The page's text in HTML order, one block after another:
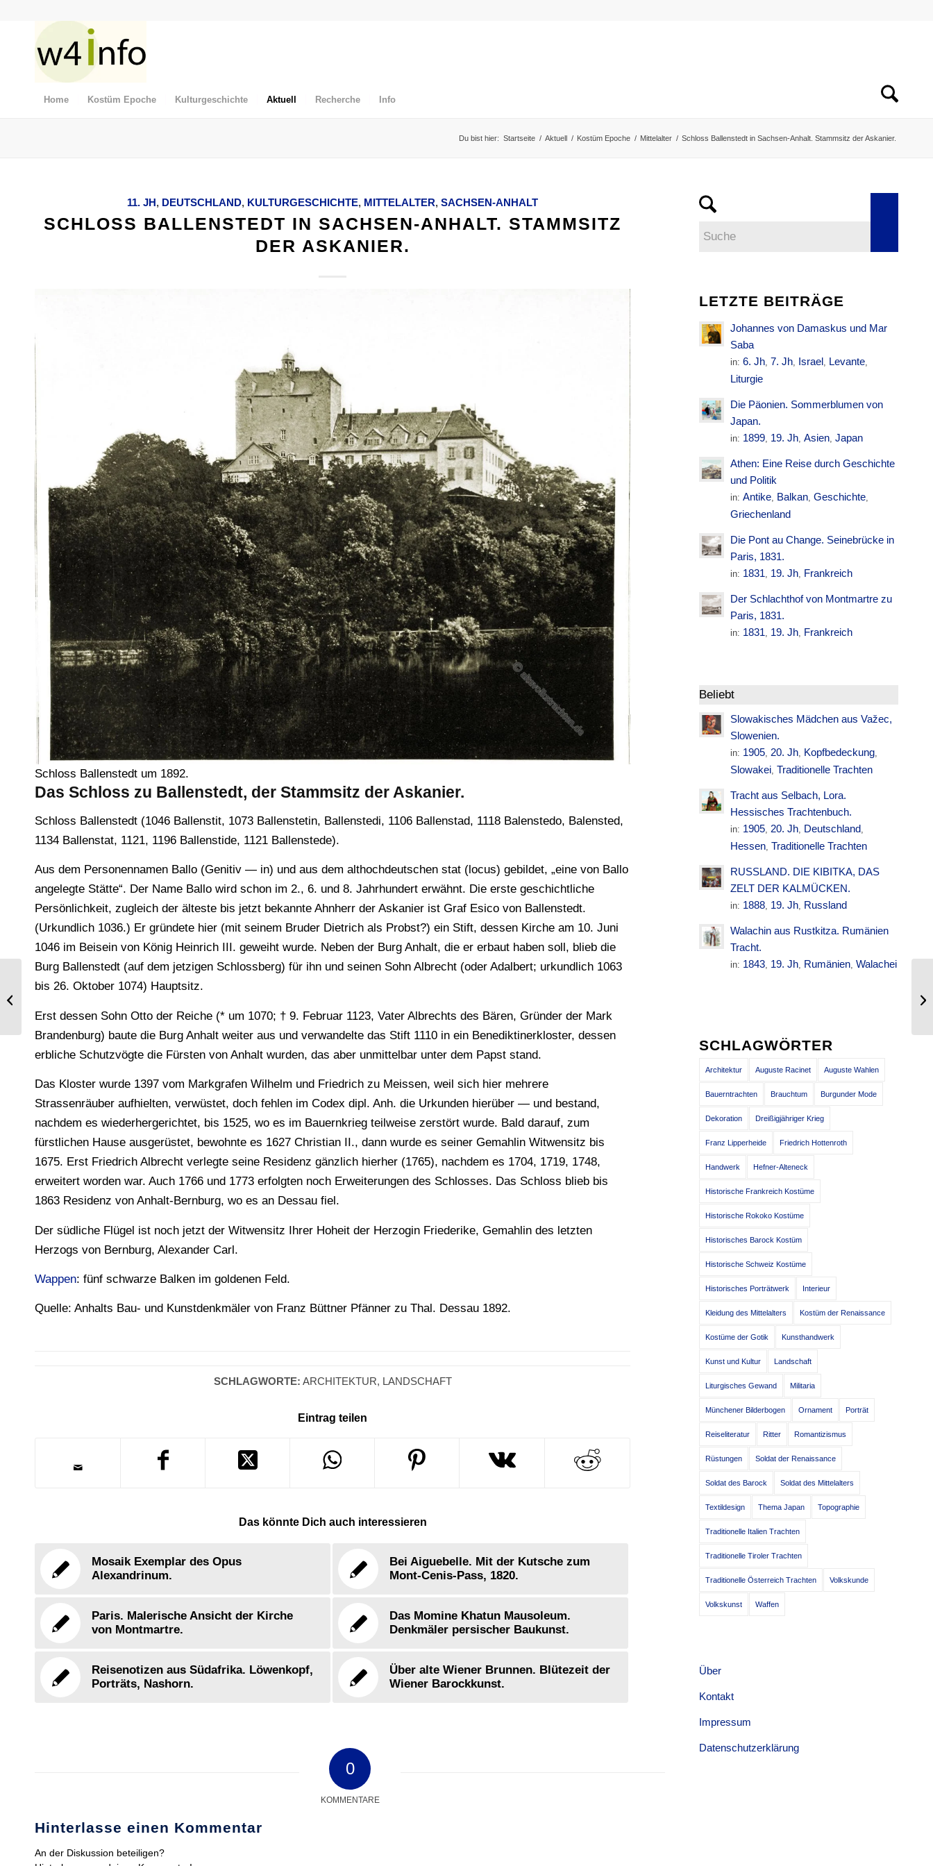
Home Kostüm Epoche Kulturgeschichte Aktuell Recherche Info
Du bist hier: Startseite / Aktuell / Kostüm Epoche / Mittelalter / Schloss Ballenstedt in Sachsen-Anhalt. Stammsitz der Askanier.
11. JH, DEUTSCHLAND, KULTURGESCHICHTE, MITTELALTER,SACHSEN-ANHALT
SCHLOSS BALLENSTEDT IN SACHSEN-ANHALT. STAMMSITZ
DER ASKANIER.
Schloss Ballenstedt um 1892.
Das Schloss zu Ballenstedt, der Stammsitz der Askanier.
Schloss Ballenstedt (1046 Ballenstit, 1073 Ballenstetin, Ballenstedi, 1106 Ballenstad, 1118 Balenstedo, Balensted,
1134 Ballenstat, 1121, 1196 Ballenstide, 1121 Ballenstede).
Aus dem Personennamen Ballo (Genitiv — in) und aus dem althochdeutschen stat (locus) gebildet, „eine von Ballo
angelegte Stätte“. Der Name Ballo wird schon im 2., 6. und 8. Jahrhundert erwähnt. Die erste geschichtliche
Persönlichkeit, zugleich der älteste bis jetzt bekannte Ahnherr der Askanier ist Graf Esico von Ballenstedt.
(Urkundlich 1036.) Er gründete hier (mit seinem Bruder Dietrich als Probst?) ein Stift, dessen Kirche am 10. Juni
1046 im Beisein von König Heinrich III. geweiht wurde. Neben der Burg Anhalt, die er erbaut haben soll, blieb die
Burg Ballenstedt (auf dem jetzigen Schlossberg) für ihn und seinen Sohn Albrecht (oder Adalbert; urkundlich 1063
bis 26. Oktober 1074) Hauptsitz.
Erst dessen Sohn Otto der Reiche (* um 1070; † 9. Februar 1123, Vater Albrechts des Bären, Gründer der Mark
Brandenburg) baute die Burg Anhalt weiter aus und verwandelte das Stift 1110 in ein Benediktinerkloster, dessen
erbliche Schutzvögte die Fürsten von Anhalt wurden, das aber unmittelbar unter dem Papst stand.
Das Kloster wurde 1397 vom Markgrafen Wilhelm und Friedrich zu Meissen, weil sich hier mehrere
Strassenräuber aufhielten, verwüstet, doch fehlen im Codex dipl. Anh. die Urkunden hierüber — und bestand,
nachdem es wiederhergerichtet, bis 1525, wo es im Bauernkrieg teilweise zerstört wurde. Bald darauf, zum
fürstlichen Hause ausgerüstet, bewohnte es 1627 Christian II., dann wurde es seiner Gemahlin Witwensitz bis
1675. Erst Friedrich Albrecht verlegte seine Residenz gänzlich hierher (1765), nachdem es 1704, 1719, 1748,
erweitert worden war. Auch 1766 und 1773 erfolgten noch Erweiterungen des Schlosses. Das Schloss blieb bis
1863 Residenz von Anhalt-Bernburg, wo es an Dessau fiel.
Der südliche Flügel ist noch jetzt der Witwensitz Ihrer Hoheit der Herzogin Friederike, Gemahlin des letzten
Herzogs von Bernburg, Alexander Carl.
Wappen: fünf schwarze Balken im goldenen Feld.
Quelle: Anhalts Bau- und Kunstdenkmäler von Franz Büttner Pfänner zu Thal. Dessau 1892.
SCHLAGWORTE: ARCHITEKTUR, LANDSCHAFT
Eintrag teilen
Das könnte Dich auch interessieren
Mosaik Exemplar des Opus
Alexandrinum.
Bei Aiguebelle. Mit der Kutsche zum
Mont-Cenis-Pass, 1820.
Paris. Malerische Ansicht der Kirche
von Montmartre.
Das Momine Khatun Mausoleum.
Denkmäler persischer Baukunst.
Reisenotizen aus Südafrika. Löwenkopf,
Porträts, Nashorn.
Über alte Wiener Brunnen. Blütezeit der
Wiener Barockkunst.
0
KOMMENTARE
Hinterlasse einen Kommentar
An der Diskussion beteiligen?
LETZTE BEITRÄGE
Johannes von Damaskus und Mar
Saba
in:6. Jh, 7. Jh, Israel, Levante,
Liturgie
Die Päonien. Sommerblumen von
Japan.
in: 1899, 19. Jh,Asien,Japan
Athen: Eine Reise durch Geschichte
und Politik
in:Antike, Balkan,Geschichte,
Griechenland
Die Pont au Change. Seinebrücke in
Paris, 1831.
in: 1831, 19. Jh, Frankreich
Der Schlachthof von Montmartre zu
Paris, 1831.
in: 1831, 19. Jh, Frankreich
Beliebt
Slowakisches Mädchen aus Važec,
Slowenien.
in: 1905,20. Jh, Kopfbedeckung,
Slowakei, Traditionelle Trachten
Tracht aus Selbach, Lora.
Hessisches Trachtenbuch.
in: 1905,20. Jh, Deutschland,
Hessen, Traditionelle Trachten
RUSSLAND. DIE KIBITKA, DAS
ZELT DER KALMÜCKEN.
in: 1888, 19. Jh, Russland
Walachin aus Rustkitza. Rumänien
Tracht.
in: 1843, 19. Jh, Rumänien,Walachei
SCHLAGWÖRTER
Architektur Auguste Racinet Auguste Wahlen
Bauerntrachten Brauchtum Burgunder Mode
Dekoration Dreißigjähriger Krieg
Franz Lipperheide Friedrich Hottenroth
Handwerk Hefner-Alteneck
Historische Frankreich Kostüme
Historische Rokoko Kostüme
Historisches Barock Kostüm
Historische Schweiz Kostüme
Historisches Porträtwerk Interieur
Kleidung des Mittelalters Kostüm der Renaissance
Kostüme der Gotik Kunsthandwerk
Kunst und Kultur Landschaft
Liturgisches Gewand Militaria
Münchener Bilderbogen Ornament Porträt
Reiseliteratur Ritter Romantizismus
Rüstungen Soldat der Renaissance
Soldat des Barock Soldat des Mittelalters
Textildesign Thema Japan Topographie
Traditionelle Italien Trachten
Traditionelle Tiroler Trachten
Traditionelle Österreich Trachten Volkskunde
Volkskunst Waffen
Über
Kontakt
Impressum
Datenschutzerklärung
Kardinal Richelieu, französischer